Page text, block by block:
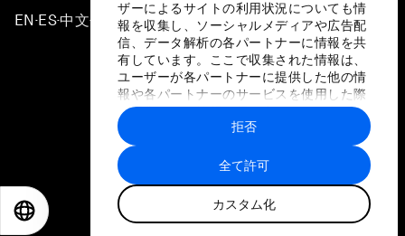
ザーによるサイトの利用状況についても情
報を収集し、ソーシャルメディアや広告配
信、データ解析の各パートナーに情報を共
有しています。ここで収集された情報は、
ユーザーが各パートナーに提供した他の情
報や各パートナーのサービスを使用した際
に収集された情報と組み合わされ、各パー
トナーによって使用されることがありま
す。
全て許可
カスタム化
拒否
EN ▪ES▪中文▪ 日本語
プライバシーポリシーと利用規約
サイトマップ
©
世界経済フォーラム